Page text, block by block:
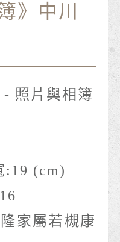
》中川
- 照片與相簿
:19 (cm)
家屬若槻康